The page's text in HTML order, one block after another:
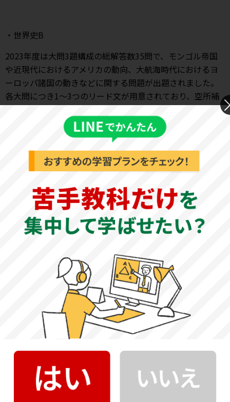
・世界史B
2023年度は大問3題構成の総解答数35問で、モンゴル帝国
や近現代におけるアメリカの動向、大航海時代におけるヨ
ーロッパ諸国の動きなどに関する問題が出題されました。
各大問につき1～3つのリード文が用意されており、空所補
理解が問われました。リード文の内容を正確に理解する読
解力が必要となります。それぞれの時代の出来事と歴史的
背景を意識しながら、各分野をまんべんなく学習しておき
ましょう。
・地理B
2023年度は大問5題構成の総解答数38問で、ヨーロッパの
地形や韓国の地形や宗教、エネルギー資源、赤道などに関
する問題が出題されました。大問ごとにリード文と地図や
図表、グラフなどが用意されています。リード文の内容を
正確に理解する力や、与えられた資料の内容を的確に読み
取る力が求められます。一定の地域に偏ることなく、まん
べんなく学習することが大切です。
・現代社会
2023年度は大問3題構成の総解答数52問で、資本主義経済
や近代的民主主義国家、冷戦、日本国憲法、宗教などに関